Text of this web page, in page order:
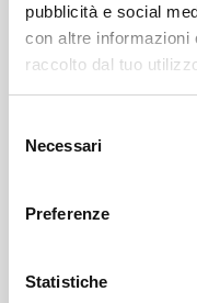
pubblicità e social
con altre informazioni
raccolto dal tuo
delNecessari
Preferenze
Statistiche
Sondalo